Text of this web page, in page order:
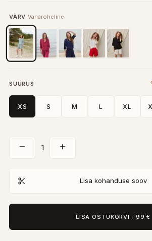
VÄRV Vanaroheline
SUURUS
XS S M L XL
1
Lisa kohanduse soov
LISA OSTUKORVI · 99 €